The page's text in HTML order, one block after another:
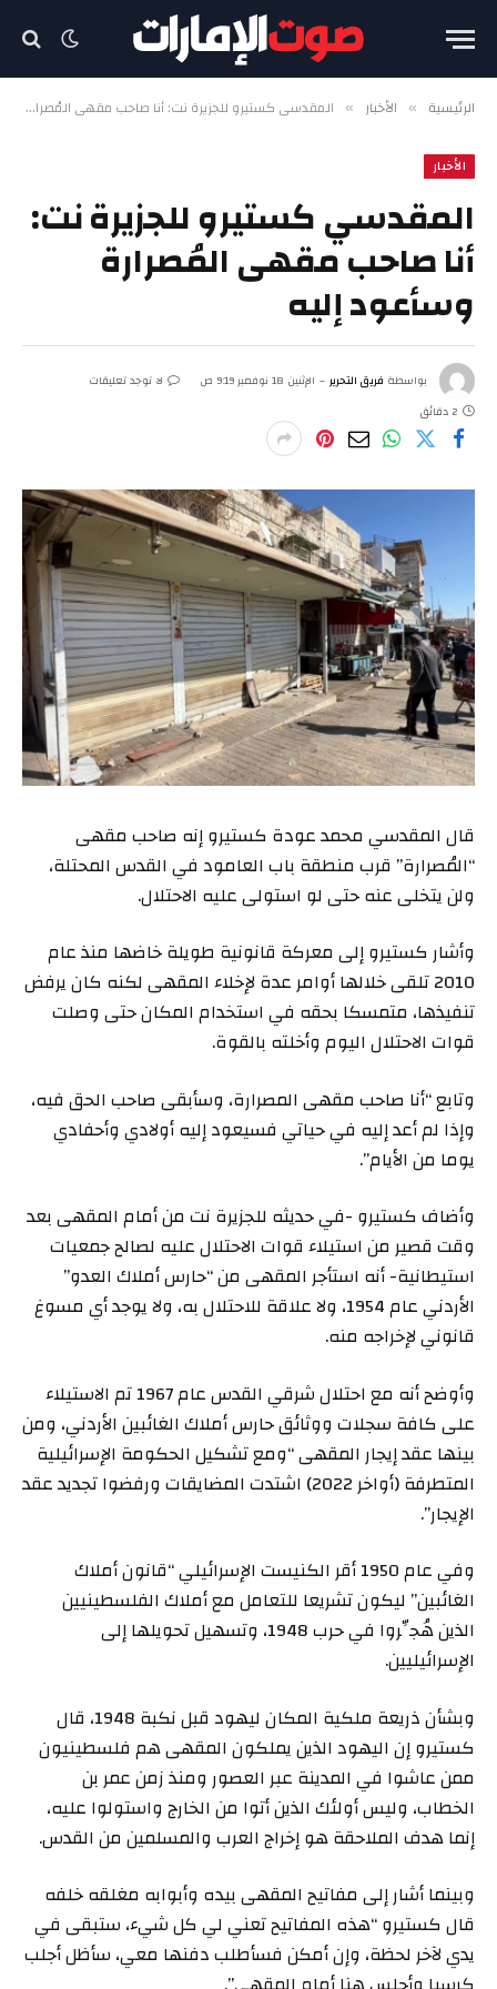
الرئيسية » الأخبار » المقدسي كستيرو للجزيرة نت: أنا صاحب مقهى المُصرارة وسأعود إليه
الأخبار
المقدسي كستيرو للجزيرة نت:
أنا صاحب مقهى المُصرارة
وسأعود إليه
بواسطة فريق التحرير الإثنين 18 نوفمبر 9:19 ص
لا توجد تعليقات
2 دقائق
قال المقدسي محمد عودة كستيرو إنه صاحب مقهى
“المُصرارة” قرب منطقة باب العامود في القدس المحتلة،
ولن يتخلى عنه حتى لو استولى عليه الاحتلال.
وأشار كستيرو إلى معركة قانونية طويلة خاضها منذ عام
2010 تلقى خلالها أوامر عدة لإخلاء المقهى لكنه كان يرفض
تنفيذها، متمسكا بحقه في استخدام المكان حتى وصلت
قوات الاحتلال اليوم وأخلته بالقوة.
وتابع “أنا صاحب مقهى المصرارة، وسأبقى صاحب الحق فيه،
وإذا لم أعد إليه في حياتي فسيعود إليه أولادي وأحفادي
يوما من الأيام”.
وأضاف كستيرو -في حديثه للجزيرة نت من أمام المقهى بعد
وقت قصير من استيلاء قوات الاحتلال عليه لصالح جمعيات
استيطانية- أنه استأجر المقهى من “حارس أملاك العدو”
الأردني عام 1954، ولا علاقة للاحتلال به، ولا يوجد أي مسوغ
قانوني لإخراجه منه.
وأوضح أنه مع احتلال شرقي القدس عام 1967 تم الاستيلاء
على كافة سجلات ووثائق حارس أملاك الغائبين الأردني، ومن
بينها عقد إيجار المقهى “ومع تشكيل الحكومة الإسرائيلية
المتطرفة (أواخر 2022) اشتدت المضايقات ورفضوا تجديد عقد
الإيجار”.
وفي عام 1950 أقر الكنيست الإسرائيلي “قانون أملاك
الغائبين” ليكون تشريعا للتعامل مع أملاك الفلسطينيين
الذين هُجِّروا في حرب 1948، وتسهيل تحويلها إلى
الإسرائيليين.
وبشأن ذريعة ملكية المكان ليهود قبل نكبة 1948، قال
كستيرو إن اليهود الذين يملكون المقهى هم فلسطينيون
ممن عاشوا في المدينة عبر العصور ومنذ زمن عمر بن
الخطاب، وليس أولئك الذين أتوا من الخارج واستولوا عليه،
إنما هدف الملاحقة هو إخراج العرب والمسلمين من القدس.
وبينما أشار إلى مفاتيح المقهى بيده وأبوابه مغلقه خلفه
قال كستيرو “هذه المفاتيح تعني لي كل شيء، ستبقى في
يدي لآخر لحظة، وإن أمكن فسأطلب دفنها معي، سأظل أجلب